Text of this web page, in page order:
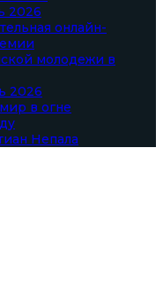
2026
онлайн-
молодежи в
2026
в огне
Непала